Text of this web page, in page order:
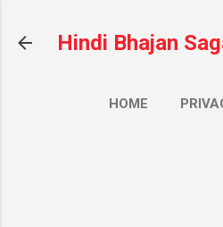
Hindi Bhajan
HOME